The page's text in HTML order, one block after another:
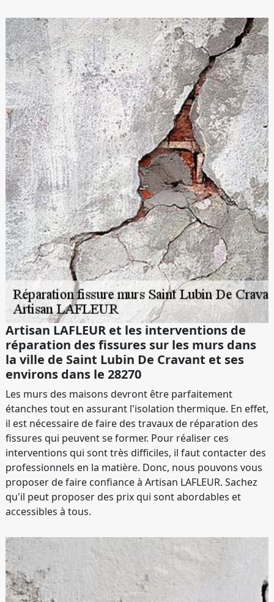
Artisan LAFLEUR et les interventions de
réparation des fissures sur les murs dans
la ville de Saint Lubin De Cravant et ses
environs dans le 28270
Les murs des maisons devront être parfaitement
étanches tout en assurant l'isolation thermique. En effet,
il est nécessaire de faire des travaux de réparation des
fissures qui peuvent se former. Pour réaliser ces
interventions qui sont très difficiles, il faut contacter des
professionnels en la matière. Donc, nous pouvons vous
proposer de faire confiance à Artisan LAFLEUR. Sachez
qu'il peut proposer des prix qui sont abordables et
accessibles à tous.